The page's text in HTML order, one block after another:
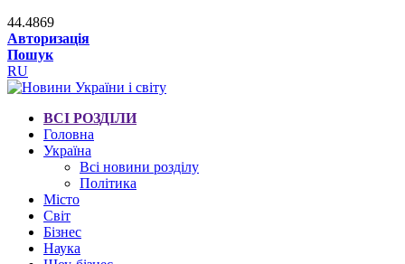
44.4869
Авторизація
Пошук
RU
ВСІ РОЗДІЛИ
Головна
Україна
Всі новини розділу
Політика
Місто
Світ
Бізнес
Наука